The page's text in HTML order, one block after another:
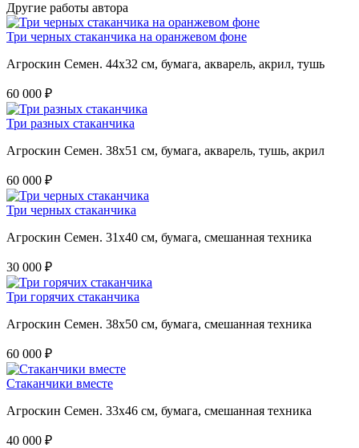
Другие работы автора
Три черных стаканчика на оранжевом фоне
Агроскин Семен. 44х32 см, бумага, акварель, акрил, тушь
60 000 ₽
Три разных стаканчика
Агроскин Семен. 38х51 см, бумага, акварель, тушь, акрил
60 000 ₽
Три черных стаканчика
Агроскин Семен. 31х40 см, бумага, смешанная техника
30 000 ₽
Три горячих стаканчика
Агроскин Семен. 38х50 см, бумага, смешанная техника
60 000 ₽
Стаканчики вместе
Агроскин Семен. 33х46 см, бумага, смешанная техника
40 000 ₽